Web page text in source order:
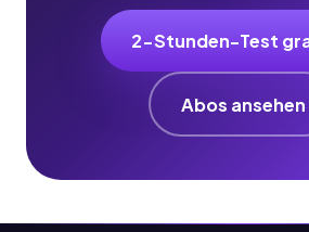
2-Stunden-Test
Abos ansehen